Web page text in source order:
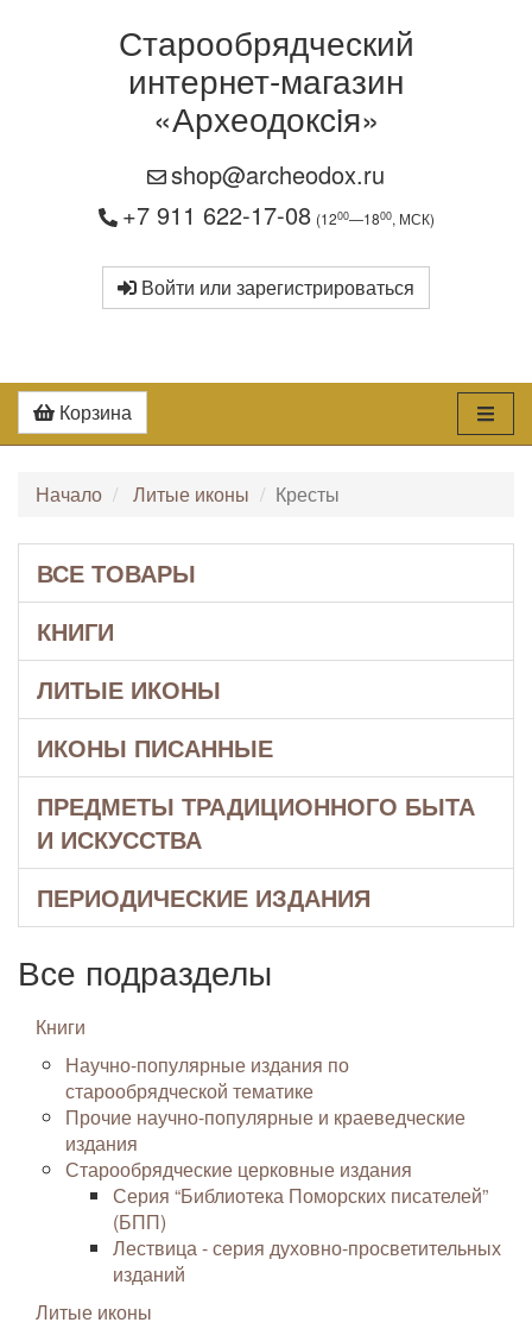
Старообрядческий
интернет-магазин
«Археодоксiя»
shop@archeodox.ru
+7 911 622-17-08 (1200—1800, МСК)
Войти или зарегистрироваться
Корзина
Начало Литые иконы Кресты
ВСЕ ТОВАРЫ
КНИГИ
ЛИТЫЕ ИКОНЫ
ИКОНЫ ПИСАННЫЕ
ПРЕДМЕТЫ ТРАДИЦИОННОГО БЫТА
И ИСКУССТВА
ПЕРИОДИЧЕСКИЕ ИЗДАНИЯ
Все подразделы
Книги
Научно-популярные издания по
старообрядческой тематике
Прочие научно-популярные и краеведческие
издания
Старообрядческие церковные издания
Серия “Библиотека Поморских писателей”
(БПП)
Лествица - серия духовно-просветительных
изданий
Литые иконы